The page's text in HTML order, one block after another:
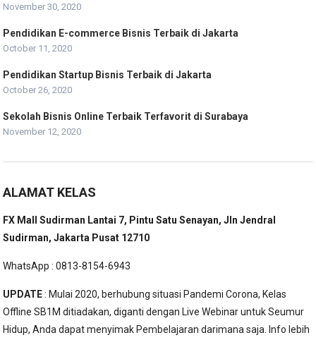
November 30, 2020
Pendidikan E-commerce Bisnis Terbaik di Jakarta
October 11, 2020
Pendidikan Startup Bisnis Terbaik di Jakarta
October 26, 2020
Sekolah Bisnis Online Terbaik Terfavorit di Surabaya
November 12, 2020
ALAMAT KELAS
FX Mall Sudirman Lantai 7, Pintu Satu Senayan, Jln Jendral
Sudirman, Jakarta Pusat 12710
WhatsApp : 0813-8154-6943
UPDATE: Mulai 2020, berhubung situasi Pandemi Corona, Kelas
Offline SB1M ditiadakan, diganti dengan Live Webinar untuk Seumur
Hidup, Anda dapat menyimak Pembelajaran darimana saja. Info lebih